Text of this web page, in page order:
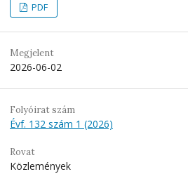
PDF
Megjelent
2026-06-02
Folyóirat szám
Évf. 132 szám 1 (2026)
Rovat
Közlemények